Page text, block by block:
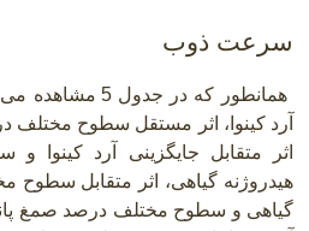
سرعت ذوب
همانطور که در
آرد کینوا، اثر مستقل سطوح مختلف
اثر متقابل جایگزینی آرد
هیدروژنه گیاهی، اثر متقابل سطوح
گیاهی و سطوح مختلف درصد صمغ